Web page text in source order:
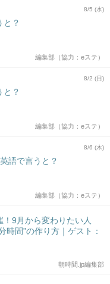
8/5 (水)
と？
編集部（協力：eステ）
8/2 (日)
と？
編集部（協力：eステ）
8/6 (木)
語で言うと？
編集部（協力：eステ）
！9月から変わりたい人
時間”の作り方｜ゲスト：
朝時間.jp編集部